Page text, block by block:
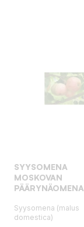
SYYSOMENA
MOSKOVAN
PÄÄRYNÄOMENA
Syysomena (malus
domestica)